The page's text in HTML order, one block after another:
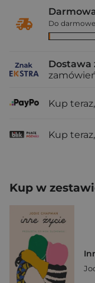
Do
Dostawa
Kup
Kup
Kup w